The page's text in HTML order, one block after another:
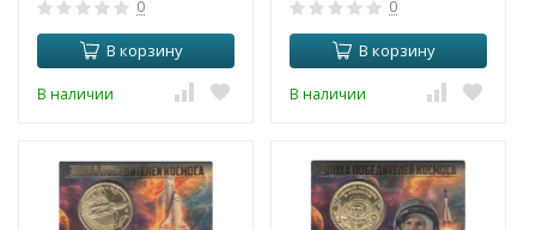
0
В корзину
В наличии
0
В корзину
В наличии